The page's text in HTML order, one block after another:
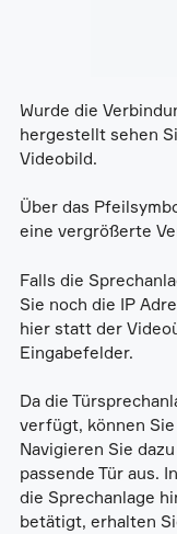
Wurde die
hergestellt sehen
Videobild.
Über das
eine vergrößerte
Falls die
Sie noch die IP
hier statt der
Eingabefelder.
Da die
verfügt, können
Navigieren Sie
passende Tür aus.
die Sprechanlage
betätigt, erhalten